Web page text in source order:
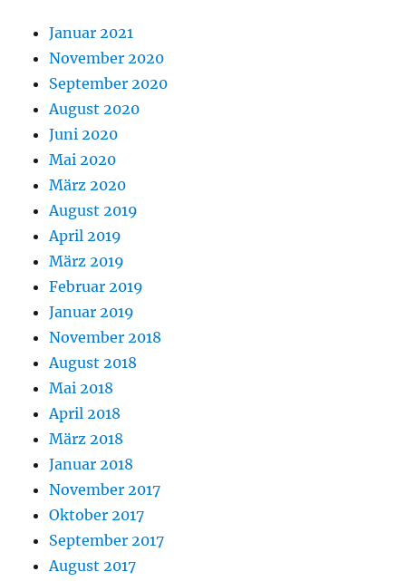
Januar 2021
November 2020
September 2020
August 2020
Juni 2020
Mai 2020
März 2020
August 2019
April 2019
März 2019
Februar 2019
Januar 2019
November 2018
August 2018
Mai 2018
April 2018
März 2018
Januar 2018
November 2017
Oktober 2017
September 2017
August 2017